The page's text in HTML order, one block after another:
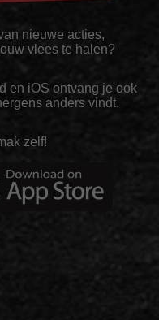
nieuwe acties,
vlees te halen?
en iOS ontvang je ook
anders vindt.
zelf!